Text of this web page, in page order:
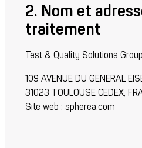
2. Nom et
traitement
Test & Quality Solutions Group
109 AVENUE DU GENERAL
31023 TOULOUSE CEDEX,
Site web : spherea.com